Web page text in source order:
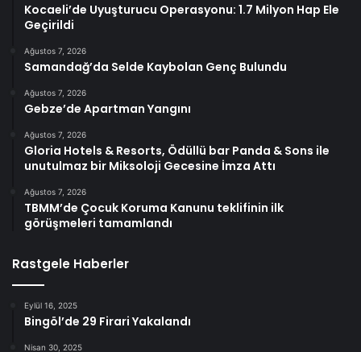
Kocaeli’de Uyuşturucu Operasyonu: 1.7 Milyon Hap Ele
Geçirildi
Ağustos 7, 2026
Samandağ’da Selde Kaybolan Genç Bulundu
Ağustos 7, 2026
Gebze’de Apartman Yangını
Ağustos 7, 2026
Gloria Hotels & Resorts, Ödüllü bar Panda & Sons ile
unutulmaz bir Miksoloji Gecesine İmza Attı
Ağustos 7, 2026
TBMM’de Çocuk Koruma Kanunu teklifinin ilk
görüşmeleri tamamlandı
Rastgele Haberler
Eylül 16, 2025
Bingöl’de 29 Firari Yakalandı
Nisan 30, 2025